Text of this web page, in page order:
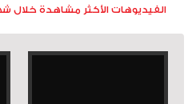
الفيديوهات الأكثر مشاهدة خلال